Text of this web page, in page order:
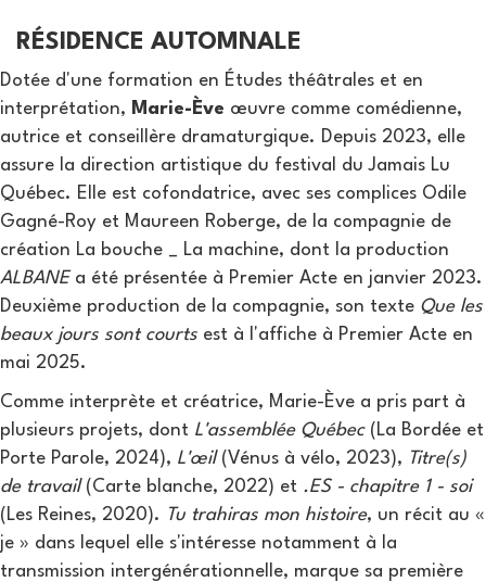
RÉSIDENCE AUTOMNALE
Dotée d'une formation en Études théâtrales et en
interprétation, Marie-Ève œuvre comme comédienne,
autrice et conseillère dramaturgique. Depuis 2023, elle
assure la direction artistique du festival du Jamais Lu
Québec. Elle est cofondatrice, avec ses complices Odile
Gagné-Roy et Maureen Roberge, de la compagnie de
création La bouche _ La machine, dont la production
ALBANE a été présentée à Premier Acte en janvier 2023.
Deuxième production de la compagnie, son texte Que les
beaux jours sont courts est à l'affiche à Premier Acte en
mai 2025.
Comme interprète et créatrice, Marie-Ève a pris part à
plusieurs projets, dont L'assemblée Québec(La Bordée et
Porte Parole, 2024), L'œil(Vénus à vélo, 2023), Titre(s)
de travail (Carte blanche, 2022) et .ES - chapitre 1 - soi
(Les Reines, 2020). Tu trahiras mon histoire, un récit au «
je » dans lequel elle s'intéresse notamment à la
transmission intergénérationnelle, marque sa première